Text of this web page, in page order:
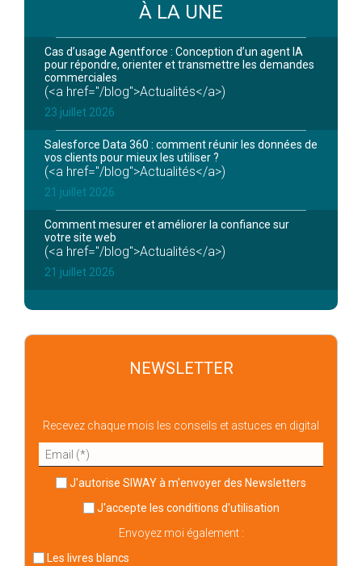
À LA UNE
Cas d’usage Agentforce : Conception d’un agent IA
pour répondre, orienter et transmettre les demandes
commerciales
(<a href="/blog">Actualités</a>)
23 juillet 2026
Salesforce Data 360 : comment réunir les données de
vos clients pour mieux les utiliser ?
(<a href="/blog">Actualités</a>)
21 juillet 2026
Comment mesurer et améliorer la confiance sur
votre site web
(<a href="/blog">Actualités</a>)
21 juillet 2026
NEWSLETTER
Recevez chaque mois les conseils et astuces en digital
J'autorise SIWAY à m'envoyer des Newsletters
J'accepte les conditions d'utilisation
Envoyez moi également :
Les livres blancs